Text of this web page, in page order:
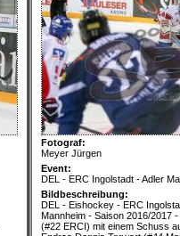
Fotograf:
Meyer Jürgen
Event:
DEL - ERC Ingolstadt - Adler
Bildbeschreibung:
DEL - Eishockey - ERC
Mannheim - Saison 2016/2017
(#22 ERCI) mit einem Schuss